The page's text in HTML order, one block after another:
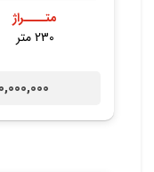
متــــراژ
230 متر
500,000,000